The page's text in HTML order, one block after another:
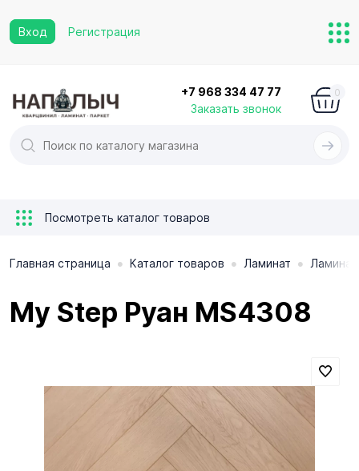
Вход Регистрация
+7 968 334 47 77
Заказать звонок
0
Посмотреть каталог товаров
Главная страница • Каталог товаров • Ламинат •
My Step Руан MS4308